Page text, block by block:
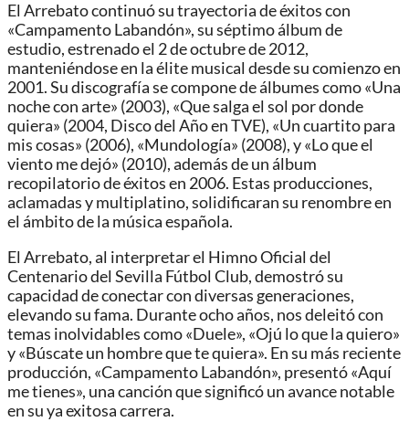
El Arrebato continuó su trayectoria de éxitos con
«Campamento Labandón», su séptimo álbum de
estudio, estrenado el 2 de octubre de 2012,
manteniéndose en la élite musical desde su comienzo en
2001. Su discografía se compone de álbumes como «Una
noche con arte» (2003), «Que salga el sol por donde
quiera» (2004, Disco del Año en TVE), «Un cuartito para
mis cosas» (2006), «Mundología» (2008), y «Lo que el
viento me dejó» (2010), además de un álbum
recopilatorio de éxitos en 2006. Estas producciones,
aclamadas y multiplatino, solidificaran su renombre en
el ámbito de la música española.
El Arrebato, al interpretar el Himno Oficial del
Centenario del Sevilla Fútbol Club, demostró su
capacidad de conectar con diversas generaciones,
elevando su fama. Durante ocho años, nos deleitó con
temas inolvidables como «Duele», «Ojú lo que la quiero»
y «Búscate un hombre que te quiera». En su más reciente
producción, «Campamento Labandón», presentó «Aquí
me tienes», una canción que significó un avance notable
en su ya exitosa carrera.